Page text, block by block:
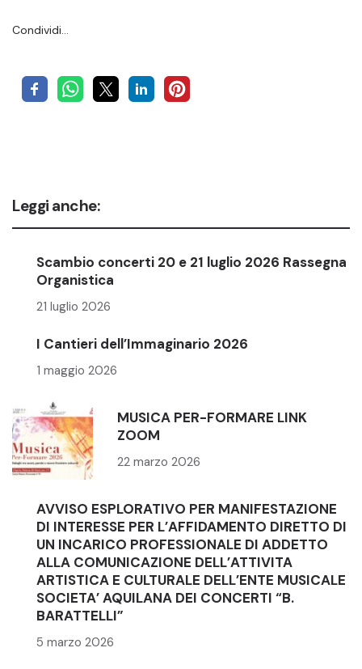
Condividi…
Leggi anche:
Scambio concerti 20 e 21 luglio 2026 Rassegna
Organistica
21 luglio 2026
I Cantieri dell’Immaginario 2026
1 maggio 2026
MUSICA PER-FORMARE LINK
ZOOM
22 marzo 2026
AVVISO ESPLORATIVO PER MANIFESTAZIONE
DI INTERESSE PER L’AFFIDAMENTO DIRETTO DI
UN INCARICO PROFESSIONALE DI ADDETTO
ALLA COMUNICAZIONE DELL’ATTIVITA
ARTISTICA E CULTURALE DELL’ENTE MUSICALE
SOCIETA’ AQUILANA DEI CONCERTI “B.
BARATTELLI”
5 marzo 2026